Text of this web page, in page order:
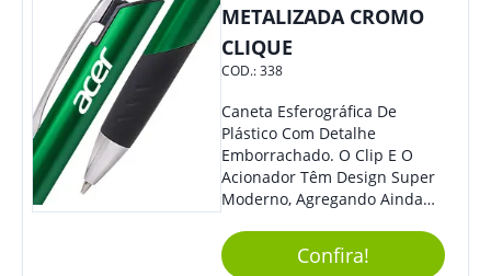
METALIZADA CROMO
CLIQUE
COD.:338
Caneta Esferográfica De
Plástico Com Detalhe
Emborrachado. O Clip E O
Acionador Têm Design Super
Moderno, Agregando Ainda
Marca.
Confira!